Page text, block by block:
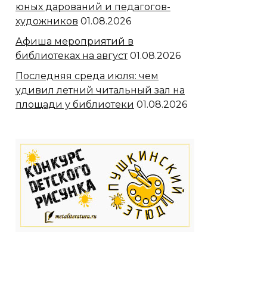
юных дарований и педагогов-
художников 01.08.2026
Афиша мероприятий в
библиотеках на август 01.08.2026
Последняя среда июля: чем
удивил летний читальный зал на
площади у библиотеки 01.08.2026